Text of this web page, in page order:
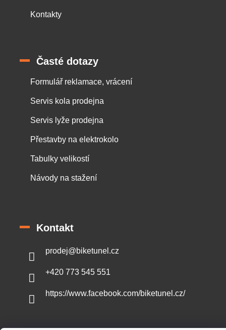
Kontakty
Časté dotazy
Formulář reklamace, vrácení
Servis kola prodejna
Servis lyže prodejna
Přestavby na elektrokolo
Tabulky velikostí
Návody na stažení
Kontakt
prodej@biketunel.cz
+420 773 545 551
https://www.facebook.com/biketunel.cz/